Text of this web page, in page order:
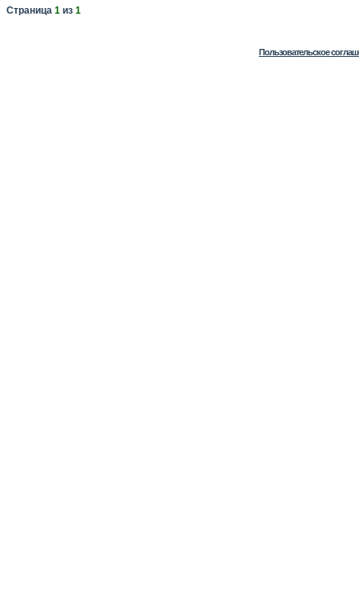
Страница 1 из 1
Пользовательское